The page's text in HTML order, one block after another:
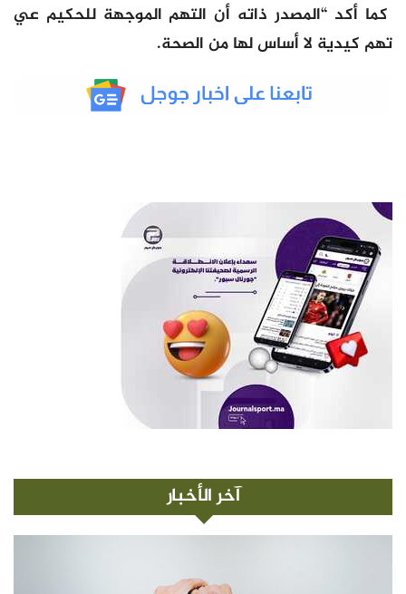
كما أكد “المصدر ذاته أن التهم الموجهة للحكيم عي
تهم كيدية لا أساس لها من الصحة.
آخر الأخبار